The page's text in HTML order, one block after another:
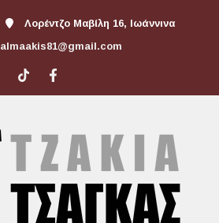
Λορέντζο Μαβίλη 16, Ιωάννινα
almaakis81@gmail.com